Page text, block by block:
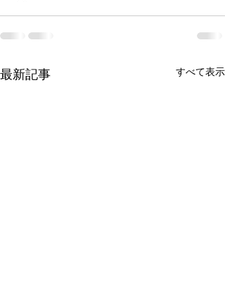
最新記事 すべて表示